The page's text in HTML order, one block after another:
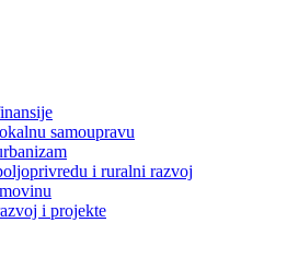
samoupravu
i ruralni razvoj
i projekte